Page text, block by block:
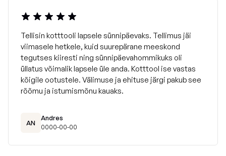
Tellisin kotttooli lapsele sünnipäevaks. Tellimus jäi
viimasele hetkele, kuid suurepärane meeskond
tegutses kiiresti ning sünnipäevahommikuks oli
üllatus võimalik lapsele üle anda. Kotttool ise vastas
kõigile ootustele. Välimuse ja ehituse järgi pakub see
rõõmu ja istumismõnu kauaks.
AN
Andres
0000-00-00